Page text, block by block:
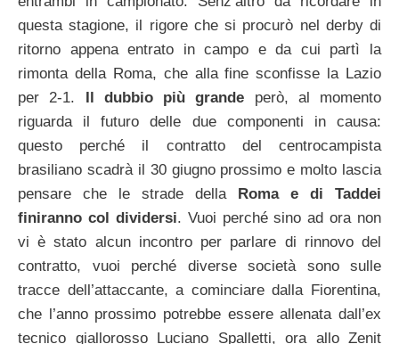
questa stagione, il rigore che si procurò nel derby di
ritorno appena entrato in campo e da cui partì la
rimonta della Roma, che alla fine sconfisse la Lazio
per 2-1.
Il dubbio più grande però, al momento
riguarda il futuro delle due componenti in causa:
questo perché il contratto del centrocampista
brasiliano scadrà il 30 giugno prossimo e molto lascia
pensare che le strade della
Roma e di Taddei
finiranno col dividersi. Vuoi perché sino ad ora non
vi è stato alcun incontro per parlare di rinnovo del
contratto, vuoi perché diverse società sono sulle
tracce dell’attaccante, a cominciare dalla Fiorentina,
che l’anno prossimo potrebbe essere allenata dall’ex
tecnico giallorosso Luciano Spalletti, ora allo Zenit